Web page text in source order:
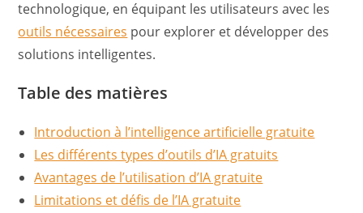
technologique, en équipant les utilisateurs avec les
outils nécessaires pour explorer et développer des
solutions intelligentes.
Table des matières
Introduction à l’intelligence artificielle gratuite
Les différents types d’outils d’IA gratuits
Avantages de l’utilisation d’IA gratuite
Limitations et défis de l’IA gratuite